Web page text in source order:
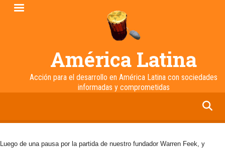
Pasar
América Latina
Acción para el desarrollo en América Latina con sociedades
informadas y comprometidas
Luego de una pausa por la partida de nuestro fundador Warren Feek, y